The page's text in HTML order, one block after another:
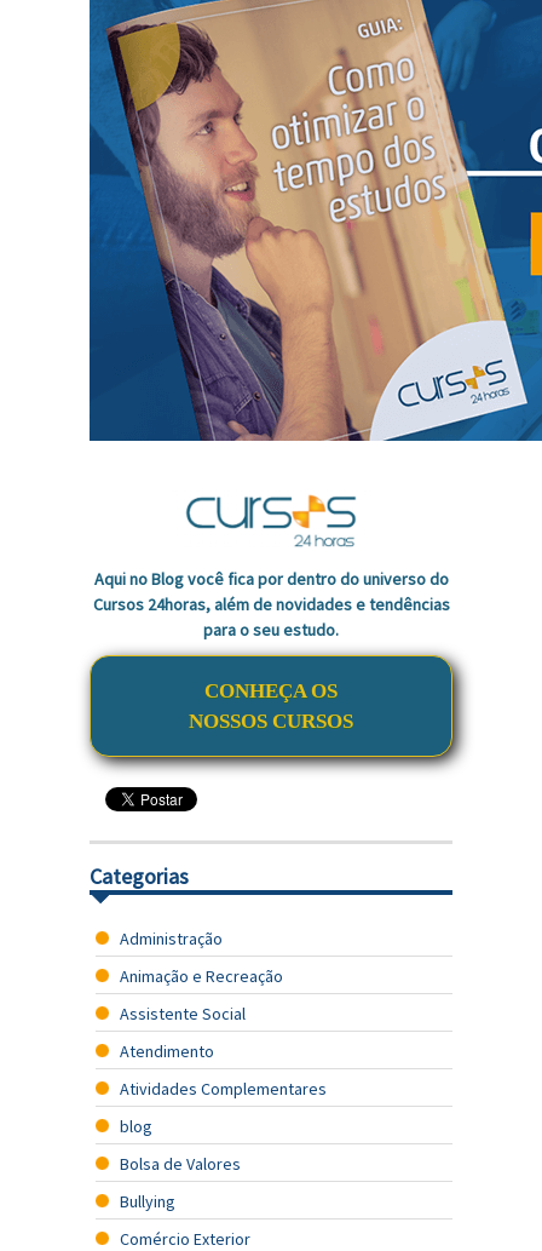
Aqui no Blog você fica por dentro do universo do
Cursos 24horas, além de novidades e tendências
para o seu estudo.
CONHEÇA OS
NOSSOS CURSOS
Categorias
Administração
Animação e Recreação
Assistente Social
Atendimento
Atividades Complementares
blog
Bolsa de Valores
Bullying
Comércio Exterior